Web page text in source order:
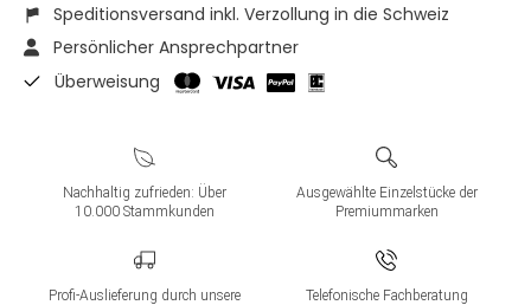
Speditionsversand inkl. Verzollung in die Schweiz
Persönlicher Ansprechpartner
Überweisung
Nachhaltig zufrieden: Über
10.000 Stammkunden
Ausgewählte Einzelstücke der
Premiummarken
Profi-Auslieferung durch unsere
Telefonische Fachberatung